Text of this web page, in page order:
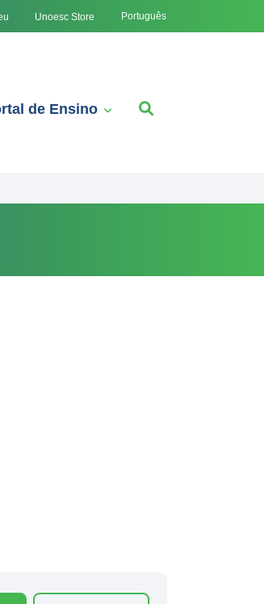
Unoesc Store Português
de Ensino